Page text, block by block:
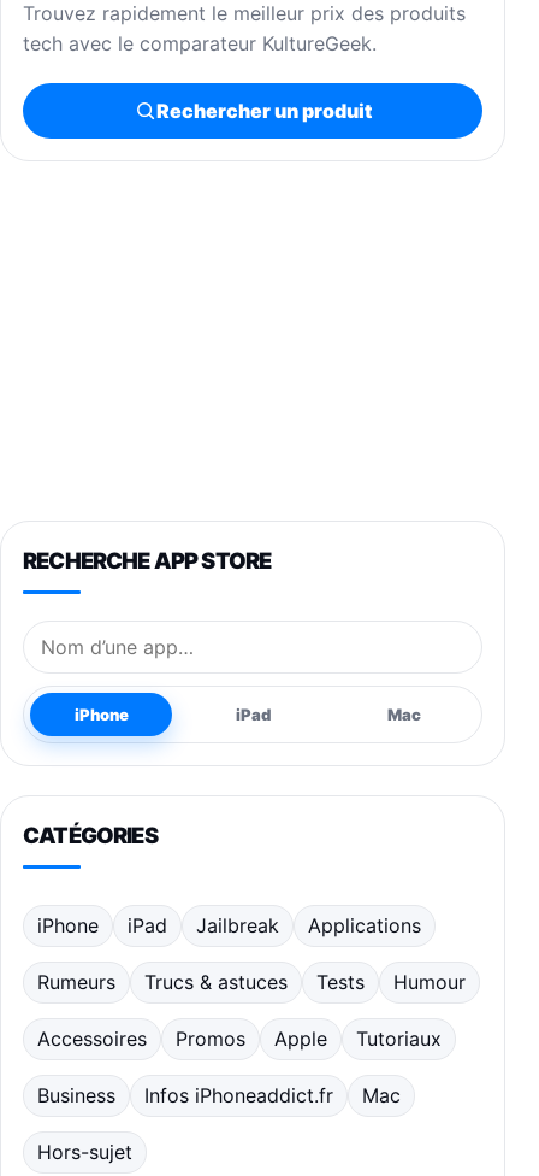
Trouvez rapidement le meilleur prix des produits
tech avec le comparateur KultureGeek.
Rechercher un produit
RECHERCHE APP STORE
Nom de l’application
iPhone iPad Mac
CATÉGORIES
iPhone iPad Jailbreak Applications
Rumeurs Trucs & astuces Tests Humour
Accessoires Promos Apple Tutoriaux
Business Infos iPhoneaddict.fr Mac
Hors-sujet